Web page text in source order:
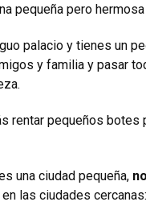
pequeña pero
palacio y tienes un
y familia y pasar
rentar pequeños
una ciudad pequeña,
las ciudades